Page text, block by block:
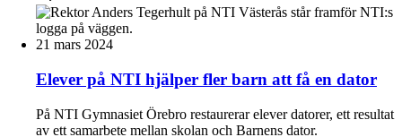
21 mars 2024
Elever på NTI hjälper fler barn att få en dator
På NTI Gymnasiet Örebro restaurerar elever datorer, ett resultat
av ett samarbete mellan skolan och Barnens dator.